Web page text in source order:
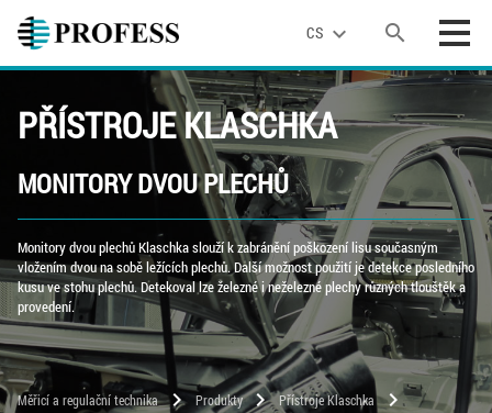
CS expand_more search
PŘÍSTROJE KLASCHKA
MONITORY DVOU PLECHŮ
Monitory dvou plechů Klaschka slouží k zabránění poškození lisu současným
vložením dvou na sobě ležících plechů. Další možnost použití je detekce posledního
kusu ve stohu plechů. Detekoval lze železné i neželezné plechy různých tlouštěk a
provedení.
Měřicí a regulační technika chevron_right Produkty chevron_right Přístroje Klaschka chevron_right